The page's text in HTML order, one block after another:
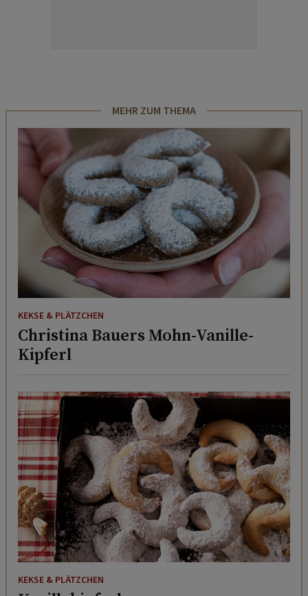
MEHR ZUM THEMA
KEKSE & PLÄTZCHEN
Christina Bauers Mohn-Vanille-
Kipferl
KEKSE & PLÄTZCHEN